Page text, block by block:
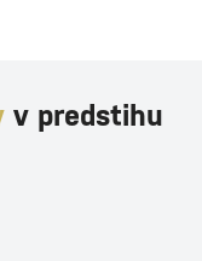
v predstihu